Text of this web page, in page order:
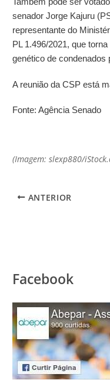
senador Jorge Kajuru
representante do
PL 1.496/2021, que
genético de
A reunião da CSP está
Fonte: Agência Senado
(Imagem:slexp880/
ANTERIOR
Facebook